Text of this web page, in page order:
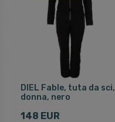
DIEL Fable, tuta da sci,
donna, nero
148 EUR